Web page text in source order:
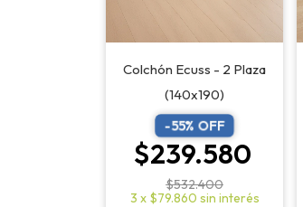
Colchón Ecuss - 2 Plaza
(140x190)
-55% OFF
$239.580
$532.400
3 x $79.860 sin interés